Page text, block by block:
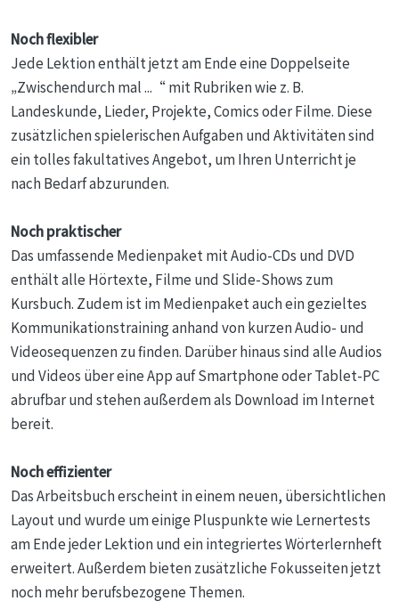
Noch flexibler
Jede Lektion enthält jetzt am Ende eine Doppelseite
„Zwischendurch mal ...“ mit Rubriken wie z. B.
Landeskunde, Lieder, Projekte, Comics oder Filme. Diese
zusätzlichen spielerischen Aufgaben und Aktivitäten sind
ein tolles fakultatives Angebot, um Ihren Unterricht je
nach Bedarf abzurunden.
Noch praktischer
Das umfassende Medienpaket mit Audio-CDs und DVD
enthält alle Hörtexte, Filme und Slide-Shows zum
Kursbuch. Zudem ist im Medienpaket auch ein gezieltes
Kommunikationstraining anhand von kurzen Audio- und
Videosequenzen zu finden. Darüber hinaus sind alle Audios
und Videos über eine App auf Smartphone oder Tablet-PC
abrufbar und stehen außerdem als Download im Internet
bereit.
Noch effizienter
Das Arbeitsbuch erscheint in einem neuen, übersichtlichen
Layout und wurde um einige Pluspunkte wie Lernertests
am Ende jeder Lektion und ein integriertes Wörterlernheft
erweitert. Außerdem bieten zusätzliche Fokusseiten jetzt
noch mehr berufsbezogene Themen.